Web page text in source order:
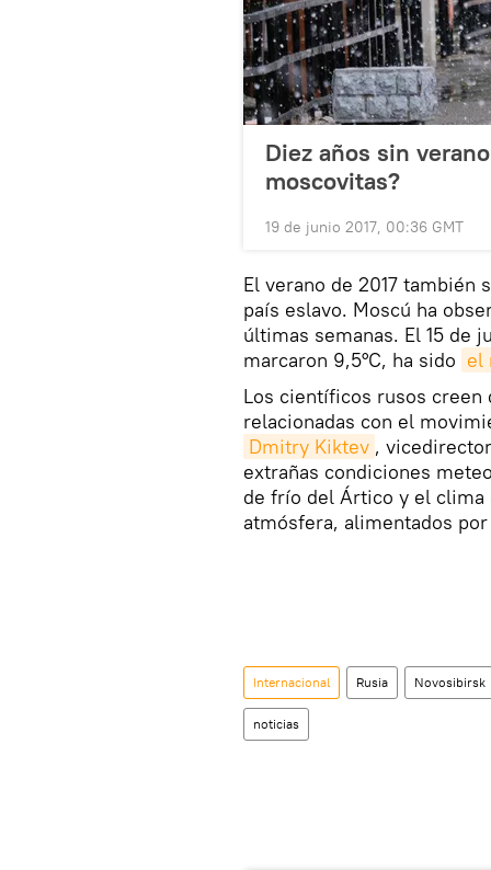
Diez años sin
moscovitas?
19 de junio 2017, 00:36 GMT
El verano de 2017 también
país eslavo. Moscú ha
últimas semanas. El 15 de
marcaron 9,5°C, ha sido el
Los científicos rusos creen
relacionadas con el
Dmitry Kiktev ,
extrañas condiciones
de frío del Ártico y el clima
atmósfera, alimentados
Internacional Rusia Novosibirsk
noticias